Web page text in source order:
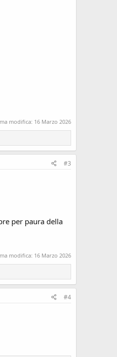
modifica: 16 Marzo 2026
#3
per paura della
modifica: 16 Marzo 2026
#4